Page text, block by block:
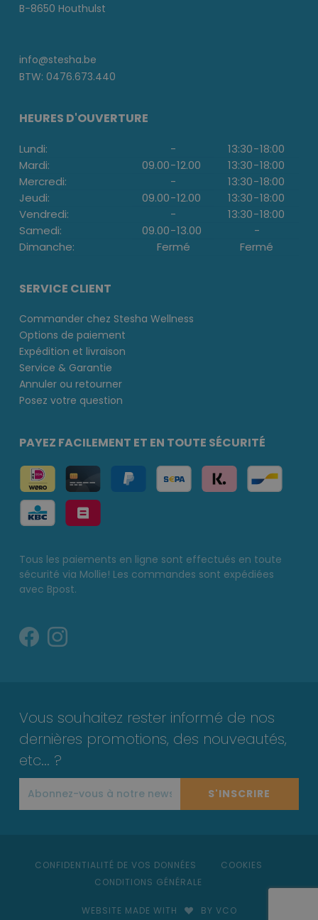
B-8650 Houthulst
info@stesha.be
BTW: 0476.673.440
HEURES D'OUVERTURE
Lundi: - 13:30-18:00
Mardi:
09.00-12.00 13:30-18:00
Mercredi:
- 13:30-18:00
Jeudi:
09.00-12.00 13:30-18:00
Vendredi:
- 13:30-18:00
Samedi:
09.00-13.00
-
Dimanche:
Fermé Fermé
SERVICE CLIENT
Commander chez Stesha Wellness
Options de paiement
Expédition et livraison
Service & Garantie
Annuler ou retourner
Posez votre question
PAYEZ FACILEMENT ET EN TOUTE SÉCURITÉ
Tous les paiements en ligne sont effectués en toute
sécurité via Mollie! Les commandes sont expédiées
avec Bpost.
Vous souhaitez rester informé de nos
dernières promotions, des nouveautés,
etc... ?
S'INSCRIRE
CONFIDENTIALITÉ DE VOS DONNÉES
COOKIES
CONDITIONS GÉNÉRALE
WEBSITE MADE WITH BY VCO